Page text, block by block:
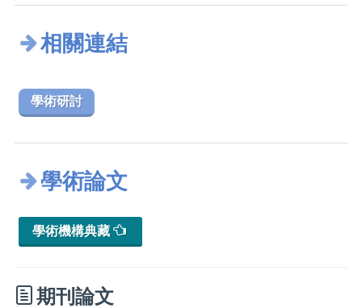
相關連結
學術研討
學術論文
學術機構典藏
期刊論文